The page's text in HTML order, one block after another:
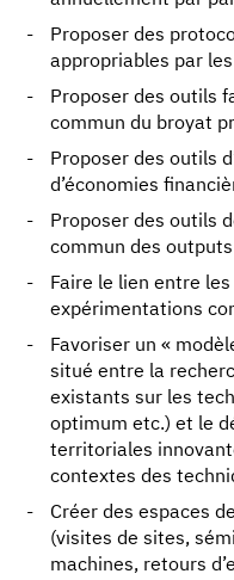
Proposer des
appropriables par
Proposer des outils
commun du broyat
Proposer des outils
d’économies
Proposer des outils
commun des
Faire le lien entre
expérimentations
Favoriser un «
situé entre la
existants sur les
optimum etc.) et le
territoriales
contextes des
Créer des espaces
(visites de sites,
machines, retours